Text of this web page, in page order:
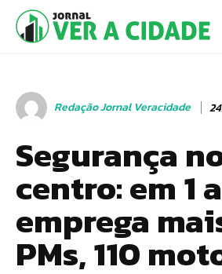
Redação Jornal Veracidade
Segurança
centro: em 1
emprega
PMs, 110